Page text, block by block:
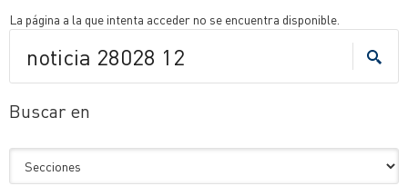
La página a la que intenta acceder no se encuentra disponible.
Buscar en